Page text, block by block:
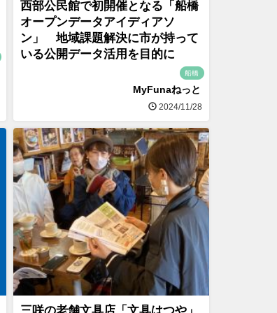
西部公民館で初開催となる「船橋
オープンデータアイディアソ
ン」 地域課題解決に市が持って
いる公開データ活用を目的に
船橋
MyFunaねっと
2024/11/28